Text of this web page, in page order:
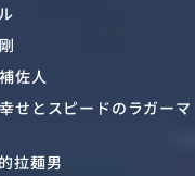
佐人
せとスピードのラガーマ
拉麺男